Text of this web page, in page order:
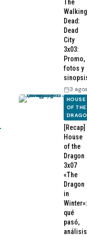
The
Walking
Dead:
Dead
City
3x03:
Promo,
fotos y
3
HOUSE
OF THE
[Recap]
House
of the
Dragon
3x07
«The
Dragon
in
Winter»:
qué
pasó,
análisis